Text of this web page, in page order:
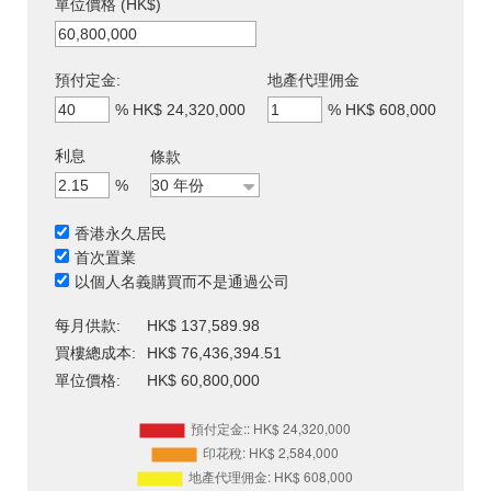
單位價格 (HK$)
預付定金:
% HK$ 24,320,000
地產代理佣金
% HK$ 608,000
利息
%
條款
香港永久居民
首次置業
以個人名義購買而不是通過公司
每月供款:
HK$ 137,589.98
買樓總成本:
HK$ 76,436,394.51
單位價格:
HK$ 60,800,000